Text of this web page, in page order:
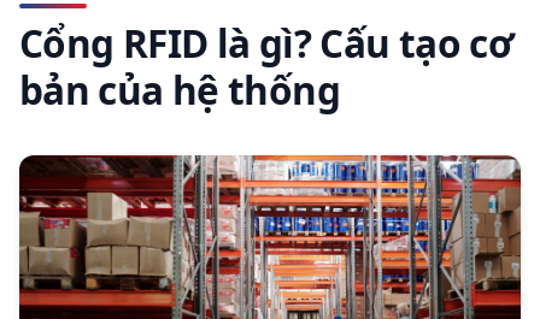
Cổng RFID là gì? Cấu tạo cơ
bản của hệ thống